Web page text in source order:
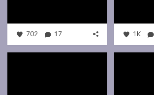
702 17 1K